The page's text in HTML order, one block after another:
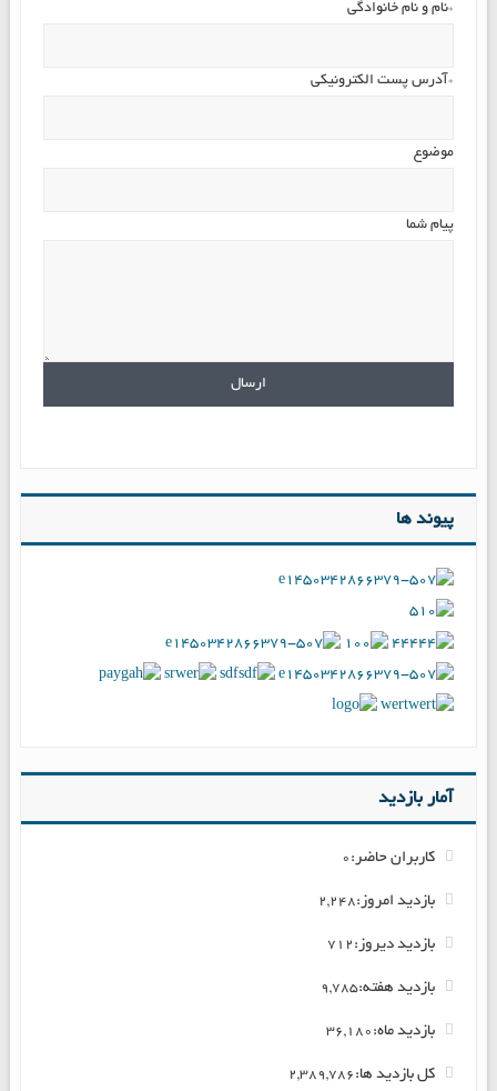
*نام و نام خانوادگی
*آدرس پست الکترونیکی
موضوع
پیام شما
پیوند ها
آمار بازدید
کاربران حاضر: 0
بازدید امروز:2,248
بازدید دیروز: 712
بازدید هفته:9,785
بازدید ماه: 36,180
کل بازدید ها: 2,389,786